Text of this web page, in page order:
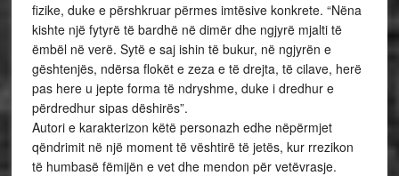
fizike, duke e përshkruar përmes imtësive konkrete. “Nëna
kishte një fytyrë të bardhë në dimër dhe ngjyrë mjalti të
ëmbël në verë. Sytë e saj ishin të bukur, në ngjyrën e
gështenjës, ndërsa flokët e zeza e të drejta, të cilave, herë
pas here u jepte forma të ndryshme, duke i dredhur e
përdredhur sipas dëshirës”.
Autori e karakterizon këtë personazh edhe nëpërmjet
qëndrimit në një moment të vështirë të jetës, kur rrezikon
të humbasë fëmijën e vet dhe mendon për vetëvrasje.